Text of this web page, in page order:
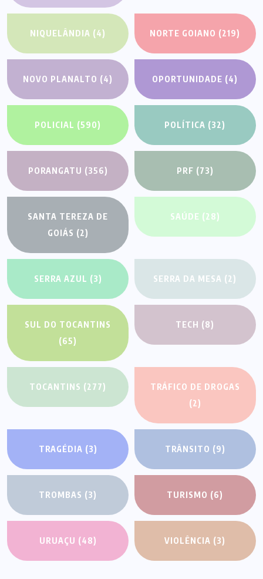
NIQUELÂNDIA (4) NORTE GOIANO (219)
NOVO PLANALTO (4) OPORTUNIDADE (4)
POLICIAL (590) POLÍTICA (32)
PORANGATU (356) PRF (73)
SANTA TEREZA DE
GOIÁS (2)
SAÚDE (28)
SERRA AZUL (3) SERRA DA MESA (2)
SUL DO TOCANTINS
(65)
TECH (8)
TOCANTINS (277)
TRÁFICO DE DROGAS
(2)
TRAGÉDIA (3) TRÂNSITO (9)
TROMBAS (3) TURISMO (6)
URUAÇU (48) VIOLÊNCIA (3)